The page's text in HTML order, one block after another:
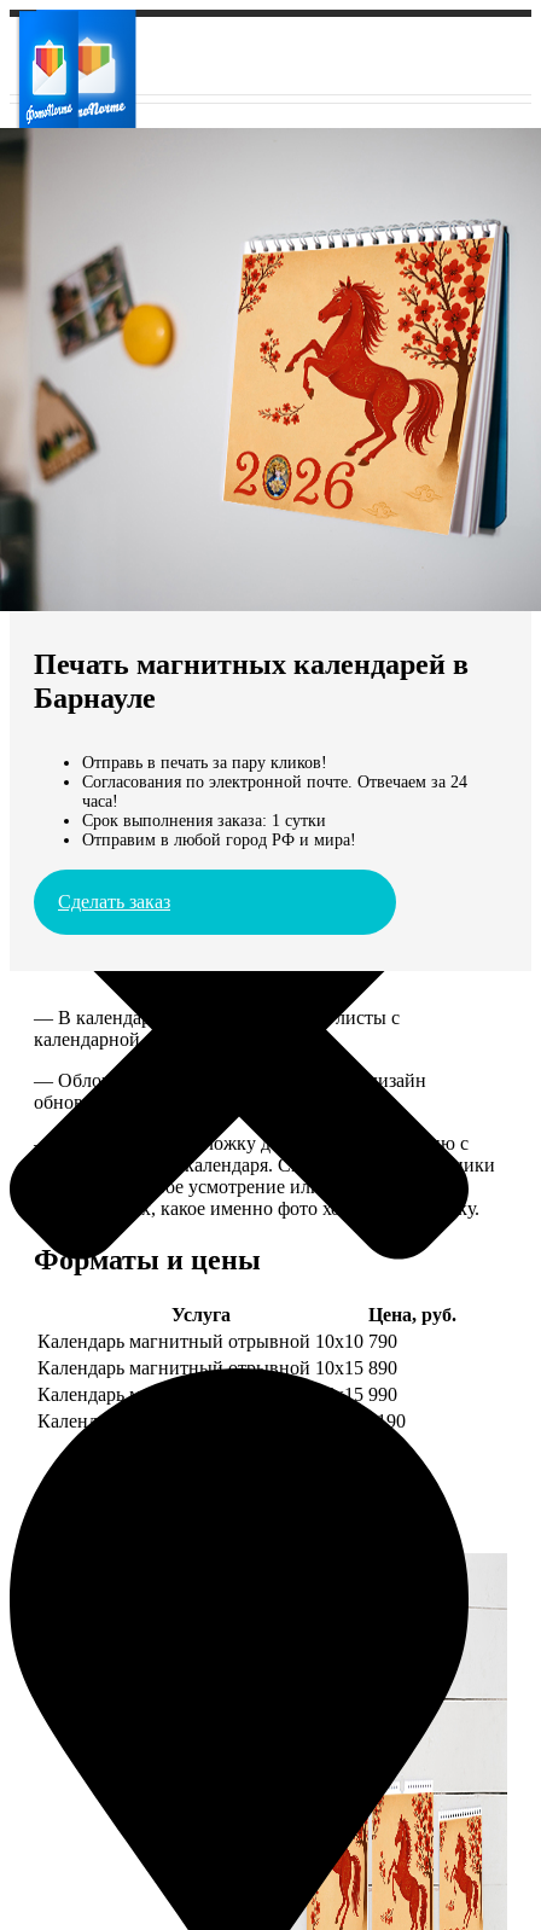
Ваш регион доставки
Выберите из списка:
Мы доставляем по всему миру
Продолжить без города
Печать магнитных календарей в
Барнауле
Отправь в печать за пару кликов!
Согласования по электронной почте. Отвечаем за 24
часа!
Срок выполнения заказа: 1 сутки
Отправим в любой город РФ и мира!
Сделать заказ
— В календаре 13 листов: обложка+листы с
календарной сеткой.
— Обложка для календаря стандартная, дизайн
обновляем каждый год.
— В кружочек на обложку добавляем фотографию с
одной из страниц календаря. Снимок наши сотрудники
выбирают на свое усмотрение или пишите в
комментариях, какое именно фото хотите на обложку.
Форматы и цены
Услуга
Цена, руб.
Календарь магнитный отрывной 10x10 790
Календарь магнитный отрывной 10x15 890
Календарь магнитный отрывной 15x15 990
Календарь магнитный отрывной 15x20
1190